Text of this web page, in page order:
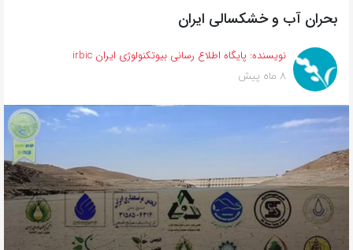
بحران آب و خشکسالی ایران
نویسنده: پایگاه اطلاع رسانی بیوتکنولوژی ایران irbic
8 ماه پیش